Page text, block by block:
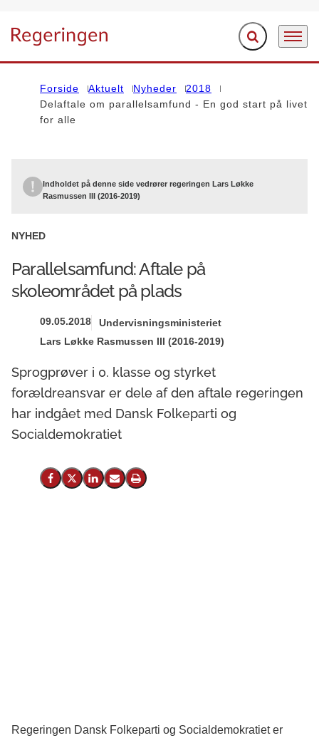
Gå til forsiden Fold søgefelt ud
Menu
Forside Aktuelt Nyheder
2018
Delaftale om parallelsamfund - En god start på livet
for alle
Indholdet på denne side vedrører regeringen Lars Løkke
Rasmussen III (2016-2019)
NYHED
Parallelsamfund: Aftale på
skoleområdet på plads
09.05.2018
Undervisningsministeriet
Lars Løkke Rasmussen III (2016-2019)
Sprogprøver i 0. klasse og styrket
forældreansvar er dele af den aftale regeringen
har indgået med Dansk Folkeparti og
Socialdemokratiet
Del på Facebook
Del på X (Twitter)
Del på LinkedIn
Send email
Print
Regeringen Dansk Folkeparti og Socialdemokratiet er